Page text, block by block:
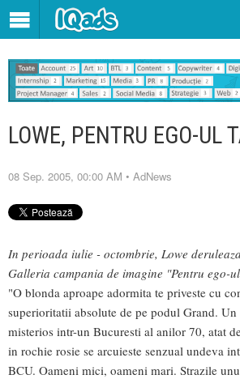
LOWE, PENTRU EGO-UL
08 Sep. 2005, 00:00 AM • AdNews
In perioada iulie - octombrie, Lowe
Galleria campania de imagine "Pentru ego-
"O blonda aproape adormita te priveste cu
superioritatii absolute de pe podul Grand. Un
misterios intr-un Bucuresti al anilor 70, atat
in rochie rosie se arcuieste senzual undeva
BCU. Oameni mici, oameni mari. Strazile